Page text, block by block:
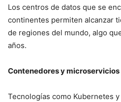
Los centros de datos que se
continentes permiten alcanzar
de regiones del mundo, algo
años.
Contenedores y
Tecnologías como Kubernetes